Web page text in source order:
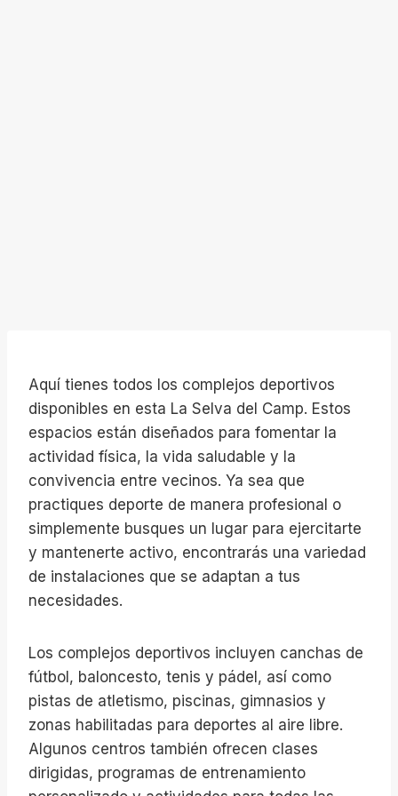
Aquí tienes todos los complejos deportivos
disponibles en esta La Selva del Camp. Estos
espacios están diseñados para fomentar la
actividad física, la vida saludable y la
convivencia entre vecinos. Ya sea que
practiques deporte de manera profesional o
simplemente busques un lugar para ejercitarte
y mantenerte activo, encontrarás una variedad
de instalaciones que se adaptan a tus
necesidades.
Los complejos deportivos incluyen canchas de
fútbol, baloncesto, tenis y pádel, así como
pistas de atletismo, piscinas, gimnasios y
zonas habilitadas para deportes al aire libre.
Algunos centros también ofrecen clases
dirigidas, programas de entrenamiento